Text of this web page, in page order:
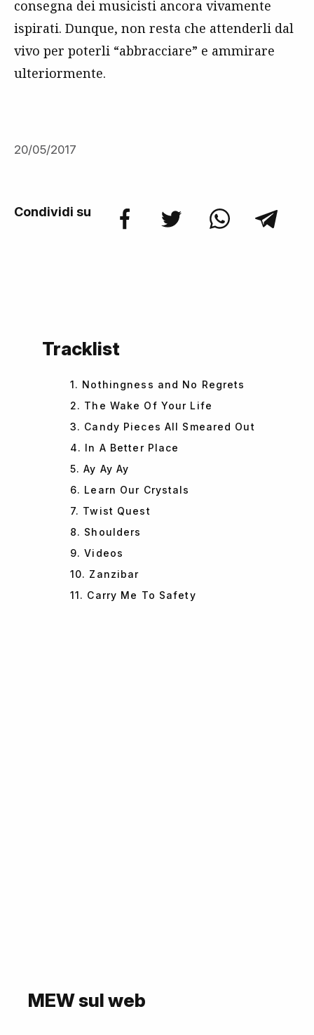
consegna dei musicisti ancora vivamente
ispirati. Dunque, non resta che attenderli dal
vivo per poterli “abbracciare” e ammirare
ulteriormente.
20/05/2017
Condividi su
Tracklist
1. Nothingness and No Regrets
2. The Wake Of Your Life
3. Candy Pieces All Smeared Out
4. In A Better Place
5. Ay Ay Ay
6. Learn Our Crystals
7. Twist Quest
8. Shoulders
9. Videos
10. Zanzibar
11. Carry Me To Safety
MEW sul web